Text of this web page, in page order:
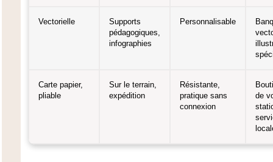
Vectorielle
Supports
pédagogiques,
infographies
Personnalisable
Carte papier,
pliable
Sur le terrain,
expédition
Résistante,
pratique sans
connexion
de